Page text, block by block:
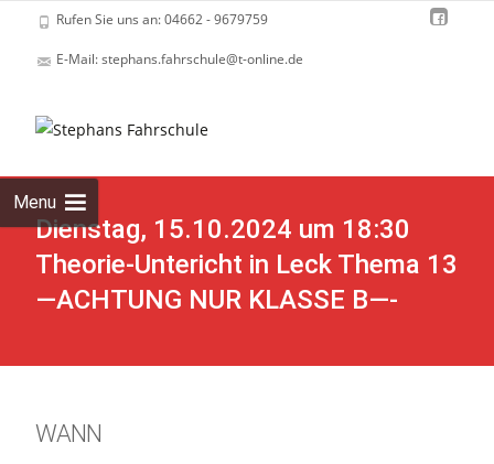
Rufen Sie uns an: 04662 - 9679759
E-Mail: stephans.fahrschule@t-online.de
Menu
Dienstag, 15.10.2024 um 18:30
Theorie-Untericht in Leck Thema 13
—ACHTUNG NUR KLASSE B—-
WANN